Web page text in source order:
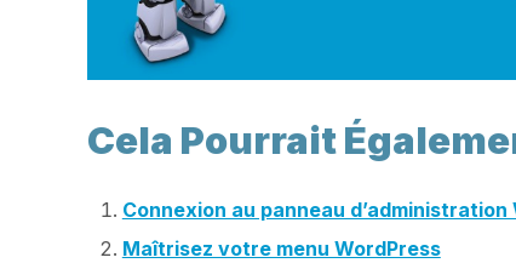
Cela Pourrait
Connexion au panneau d’administration
Maîtrisez votre menu WordPress